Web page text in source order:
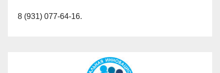
8 (931) 077-64-16.